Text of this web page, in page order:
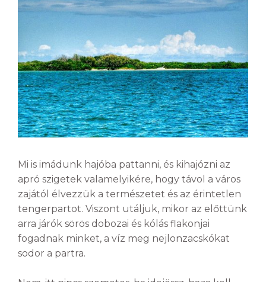
Mi is imádunk hajóba pattanni, és kihajózni az
apró szigetek valamelyikére, hogy távol a város
zajától élvezzük a természetet és az érintetlen
tengerpartot. Viszont utáljuk, mikor az előttünk
arra járók sörös dobozai és kólás flakonjai
fogadnak minket, a víz meg nejlonzacskókat
sodor a partra.